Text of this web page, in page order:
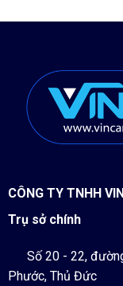
CÔNG TY TNHH
Trụ sở chính
Số 20 - 22,
Phước, Thủ Đức